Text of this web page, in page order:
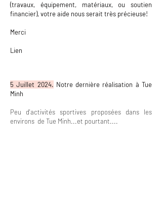
(travaux, équipement, matériaux, ou soutien
financier), votre aide nous serait très précieuse!
Merci
Lien
5 Juillet 2024. Notre dernière réalisation à Tue
Minh
Peu d'activités sportives proposées dans les
environs de Tue Minh...et pourtant....